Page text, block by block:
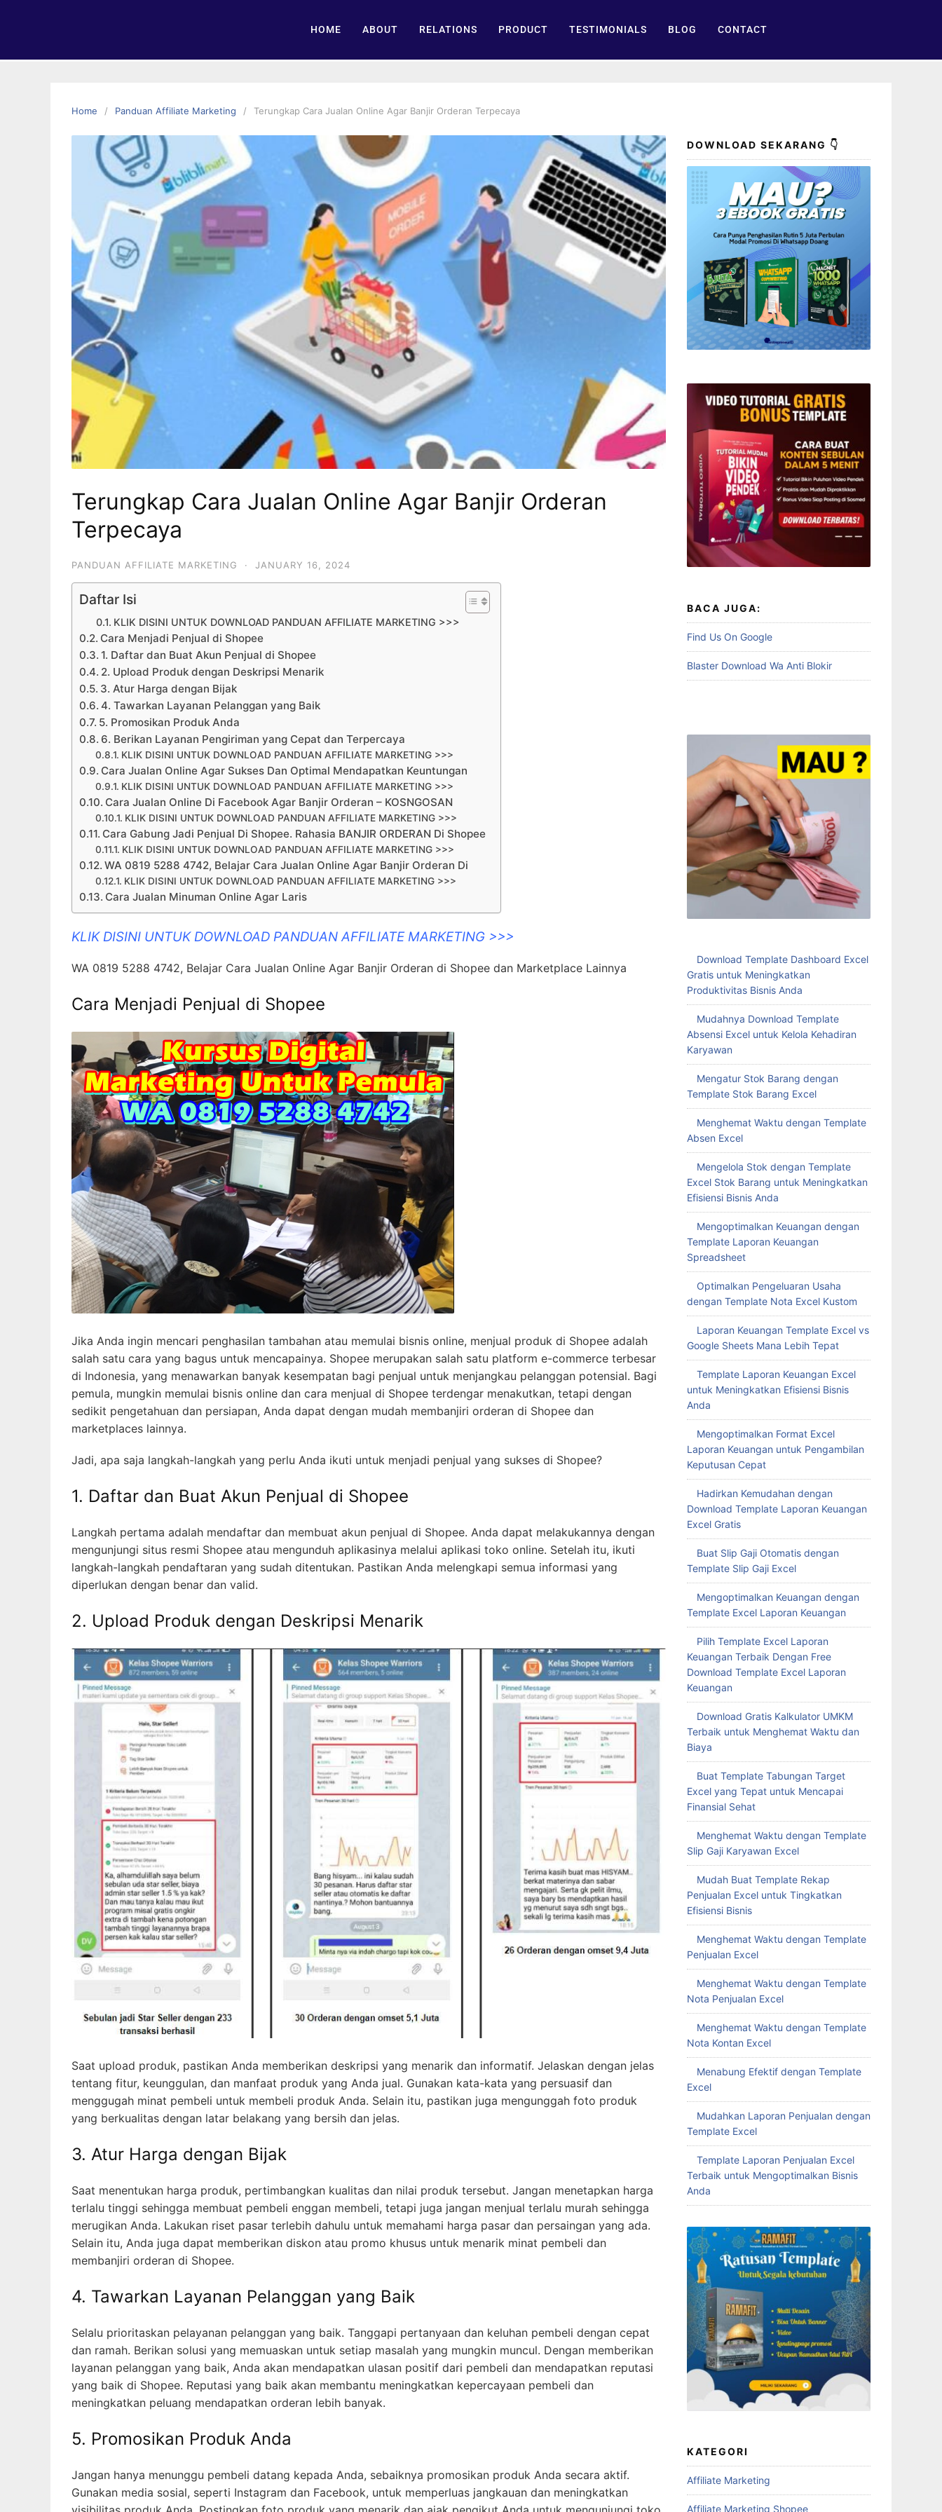
HOME ABOUT RELATIONS PRODUCT TESTIMONIALS BLOG CONTACT
Home Panduan Affiliate Marketing Terungkap Cara Jualan Online Agar Banjir Orderan Terpecaya
Terungkap Cara Jualan Online Agar Banjir Orderan
Terpecaya
PANDUAN AFFILIATE MARKETING · JANUARY 16, 2024
Daftar Isi
KLIK DISINI UNTUK DOWNLOAD PANDUAN AFFILIATE MARKETING >>>
Cara Menjadi Penjual di Shopee
1. Daftar dan Buat Akun Penjual di Shopee
2. Upload Produk dengan Deskripsi Menarik
3. Atur Harga dengan Bijak
4. Tawarkan Layanan Pelanggan yang Baik
5. Promosikan Produk Anda
6. Berikan Layanan Pengiriman yang Cepat dan Terpercaya
KLIK DISINI UNTUK DOWNLOAD PANDUAN AFFILIATE MARKETING >>>
Cara Jualan Online Agar Sukses Dan Optimal Mendapatkan Keuntungan
KLIK DISINI UNTUK DOWNLOAD PANDUAN AFFILIATE MARKETING >>>
Cara Jualan Online Di Facebook Agar Banjir Orderan – KOSNGOSAN
KLIK DISINI UNTUK DOWNLOAD PANDUAN AFFILIATE MARKETING >>>
Cara Gabung Jadi Penjual Di Shopee. Rahasia BANJIR ORDERAN Di Shopee
KLIK DISINI UNTUK DOWNLOAD PANDUAN AFFILIATE MARKETING >>>
WA 0819 5288 4742, Belajar Cara Jualan Online Agar Banjir Orderan Di
KLIK DISINI UNTUK DOWNLOAD PANDUAN AFFILIATE MARKETING >>>
Cara Jualan Minuman Online Agar Laris
KLIK DISINI UNTUK DOWNLOAD PANDUAN AFFILIATE MARKETING >>>
WA 0819 5288 4742, Belajar Cara Jualan Online Agar Banjir Orderan di Shopee dan Marketplace Lainnya
Cara Menjadi Penjual di Shopee
Jika Anda ingin mencari penghasilan tambahan atau memulai bisnis online, menjual produk di Shopee adalah
salah satu cara yang bagus untuk mencapainya. Shopee merupakan salah satu platform e-commerce terbesar
di Indonesia, yang menawarkan banyak kesempatan bagi penjual untuk menjangkau pelanggan potensial. Bagi
pemula, mungkin memulai bisnis online dan cara menjual di Shopee terdengar menakutkan, tetapi dengan
sedikit pengetahuan dan persiapan, Anda dapat dengan mudah membanjiri orderan di Shopee dan
marketplaces lainnya.
Jadi, apa saja langkah-langkah yang perlu Anda ikuti untuk menjadi penjual yang sukses di Shopee?
1. Daftar dan Buat Akun Penjual di Shopee
Langkah pertama adalah mendaftar dan membuat akun penjual di Shopee. Anda dapat melakukannya dengan
mengunjungi situs resmi Shopee atau mengunduh aplikasinya melalui aplikasi toko online. Setelah itu, ikuti
langkah-langkah pendaftaran yang sudah ditentukan. Pastikan Anda melengkapi semua informasi yang
diperlukan dengan benar dan valid.
2. Upload Produk dengan Deskripsi Menarik
Saat upload produk, pastikan Anda memberikan deskripsi yang menarik dan informatif. Jelaskan dengan jelas
tentang fitur, keunggulan, dan manfaat produk yang Anda jual. Gunakan kata-kata yang persuasif dan
menggugah minat pembeli untuk membeli produk Anda. Selain itu, pastikan juga mengunggah foto produk
yang berkualitas dengan latar belakang yang bersih dan jelas.
3. Atur Harga dengan Bijak
Saat menentukan harga produk, pertimbangkan kualitas dan nilai produk tersebut. Jangan menetapkan harga
terlalu tinggi sehingga membuat pembeli enggan membeli, tetapi juga jangan menjual terlalu murah sehingga
merugikan Anda. Lakukan riset pasar terlebih dahulu untuk memahami harga pasar dan persaingan yang ada.
Selain itu, Anda juga dapat memberikan diskon atau promo khusus untuk menarik minat pembeli dan
membanjiri orderan di Shopee.
4. Tawarkan Layanan Pelanggan yang Baik
Selalu prioritaskan pelayanan pelanggan yang baik. Tanggapi pertanyaan dan keluhan pembeli dengan cepat
dan ramah. Berikan solusi yang memuaskan untuk setiap masalah yang mungkin muncul. Dengan memberikan
layanan pelanggan yang baik, Anda akan mendapatkan ulasan positif dari pembeli dan mendapatkan reputasi
yang baik di Shopee. Reputasi yang baik akan membantu meningkatkan kepercayaan pembeli dan
meningkatkan peluang mendapatkan orderan lebih banyak.
5. Promosikan Produk Anda
Jangan hanya menunggu pembeli datang kepada Anda, sebaiknya promosikan produk Anda secara aktif.
Gunakan media sosial, seperti Instagram dan Facebook, untuk memperluas jangkauan dan meningkatkan
DOWNLOAD SEKARANG 👇
BACA JUGA:
Find Us On Google
Blaster Download Wa Anti Blokir
Download Template Dashboard Excel
Gratis untuk Meningkatkan
Produktivitas Bisnis Anda
Mudahnya Download Template
Absensi Excel untuk Kelola Kehadiran
Karyawan
Mengatur Stok Barang dengan
Template Stok Barang Excel
Menghemat Waktu dengan Template
Absen Excel
Mengelola Stok dengan Template
Excel Stok Barang untuk Meningkatkan
Efisiensi Bisnis Anda
Mengoptimalkan Keuangan dengan
Template Laporan Keuangan
Spreadsheet
Optimalkan Pengeluaran Usaha
dengan Template Nota Excel Kustom
Laporan Keuangan Template Excel vs
Google Sheets Mana Lebih Tepat
Template Laporan Keuangan Excel
untuk Meningkatkan Efisiensi Bisnis
Anda
Mengoptimalkan Format Excel
Laporan Keuangan untuk Pengambilan
Keputusan Cepat
Hadirkan Kemudahan dengan
Download Template Laporan Keuangan
Excel Gratis
Buat Slip Gaji Otomatis dengan
Template Slip Gaji Excel
Mengoptimalkan Keuangan dengan
Template Excel Laporan Keuangan
Pilih Template Excel Laporan
Keuangan Terbaik Dengan Free
Download Template Excel Laporan
Keuangan
Download Gratis Kalkulator UMKM
Terbaik untuk Menghemat Waktu dan
Biaya
Buat Template Tabungan Target
Excel yang Tepat untuk Mencapai
Finansial Sehat
Menghemat Waktu dengan Template
Slip Gaji Karyawan Excel
Mudah Buat Template Rekap
Penjualan Excel untuk Tingkatkan
Efisiensi Bisnis
Menghemat Waktu dengan Template
Penjualan Excel
Menghemat Waktu dengan Template
Nota Penjualan Excel
Menghemat Waktu dengan Template
Nota Kontan Excel
Menabung Efektif dengan Template
Excel
Mudahkan Laporan Penjualan dengan
Template Excel
Template Laporan Penjualan Excel
Terbaik untuk Mengoptimalkan Bisnis
Anda
KATEGORI
Affiliate Marketing
Affiliate Marketing Shopee